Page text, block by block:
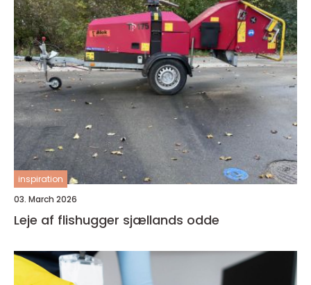
inspiration
03. March 2026
Leje af flishugger sjællands odde